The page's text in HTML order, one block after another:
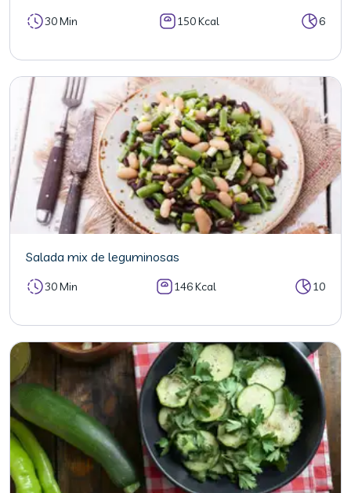
30 Min 150 Kcal 6
Salada mix de leguminosas
30 Min 146 Kcal 10